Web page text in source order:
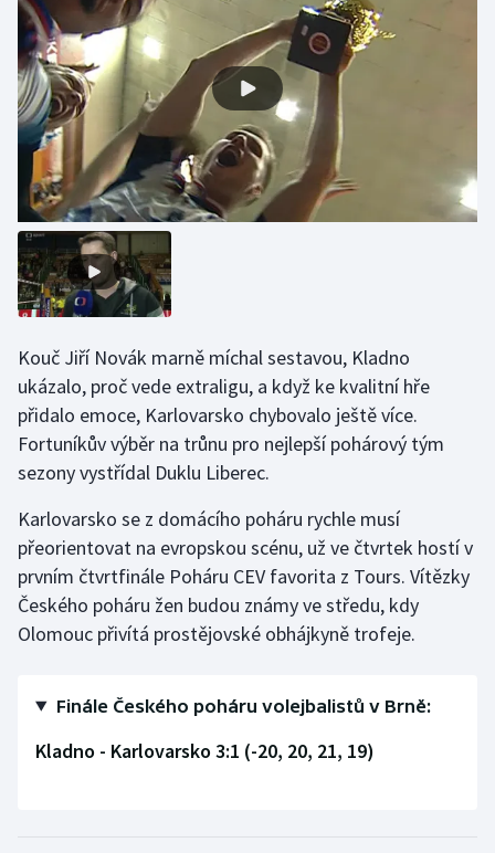
Olympijské hry
Parasport
Plavání
Plážový volejbal
Ragby
Rychlobruslení
Rychlostní kanoistika
Short track
Sportovní střelba
Stolní tenis
Triatlon
Veslování
Volejbal
Kouč Jiří Novák marně míchal sestavou, Kladno
ukázalo, proč vede extraligu, a když ke kvalitní hře
přidalo emoce, Karlovarsko chybovalo ještě více.
Fortuníkův výběr na trůnu pro nejlepší pohárový tým
sezony vystřídal Duklu Liberec.
Karlovarsko se z domácího poháru rychle musí
přeorientovat na evropskou scénu, už ve čtvrtek hostí v
prvním čtvrtfinále Poháru CEV favorita z Tours. Vítězky
Českého poháru žen budou známy ve středu, kdy
Olomouc přivítá prostějovské obhájkyně trofeje.
Finále Českého poháru volejbalistů v Brně:
Kladno - Karlovarsko 3:1 (-20, 20, 21, 19)